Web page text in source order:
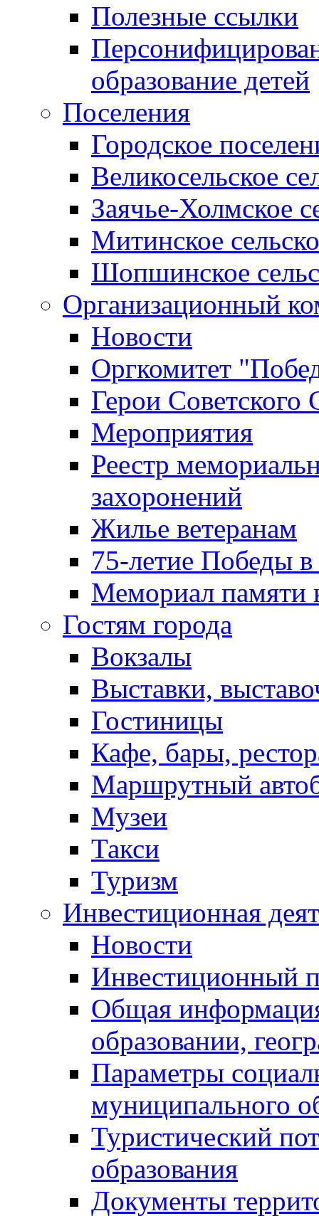
Полезные ссылки
образование детей
Поселения
Городское
Великосельское
Заячье-Холмское
Митинское
Шопшинское
Организационный
Новости
Оргкомитет
Герои Советского
Мероприятия
Реестр
захоронений
Жилье ветеранам
75-летие Победы
Мемориал памяти
Гостям города
Вокзалы
Выставки,
Гостиницы
Кафе, бары,
Маршрутный
Музеи
Такси
Туризм
Инвестиционная
Новости
Инвестиционный
Общая
образовании,
Параметры
муниципального
Туристический
образования
Документы